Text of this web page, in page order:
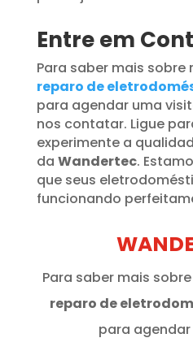
Entre em
Para saber mais sobre
reparo de
para agendar uma
nos contatar. Ligue
experimente a
da Wandertec.
que seus
funcionando
Para saber mais
reparo de
para